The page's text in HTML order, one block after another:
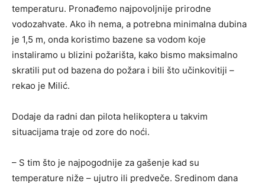
temperaturu. Pronađemo najpovoljnije prirodne
vodozahvate. Ako ih nema, a potrebna minimalna dubina
je 1,5 m, onda koristimo bazene sa vodom koje
instaliramo u blizini požarišta, kako bismo maksimalno
skratili put od bazena do požara i bili što učinkovitiji –
rekao je Milić.
Dodaje da radni dan pilota helikoptera u takvim
situacijama traje od zore do noći.
– S tim što je najpogodnije za gašenje kad su
temperature niže – ujutro ili predveče. Sredinom dana